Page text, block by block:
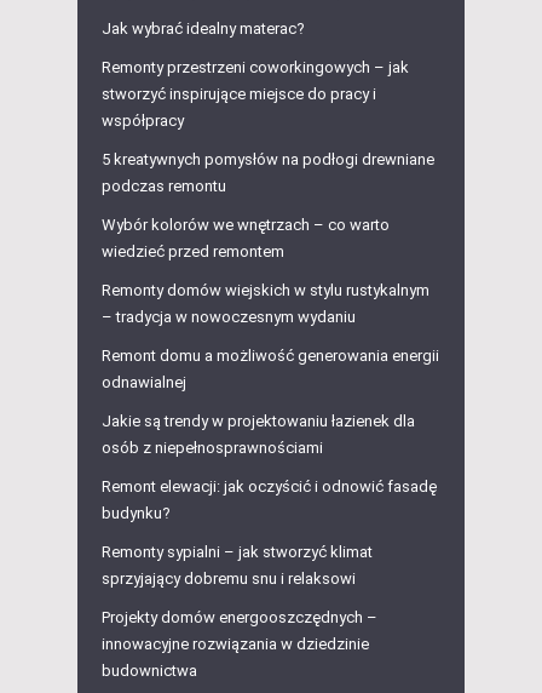
Jak wybrać idealny materac?
Remonty przestrzeni coworkingowych – jak
stworzyć inspirujące miejsce do pracy i
współpracy
5 kreatywnych pomysłów na podłogi drewniane
podczas remontu
Wybór kolorów we wnętrzach – co warto
wiedzieć przed remontem
Remonty domów wiejskich w stylu rustykalnym
– tradycja w nowoczesnym wydaniu
Remont domu a możliwość generowania energii
odnawialnej
Jakie są trendy w projektowaniu łazienek dla
osób z niepełnosprawnościami
Remont elewacji: jak oczyścić i odnowić fasadę
budynku?
Remonty sypialni – jak stworzyć klimat
sprzyjający dobremu snu i relaksowi
Projekty domów energooszczędnych –
innowacyjne rozwiązania w dziedzinie
budownictwa